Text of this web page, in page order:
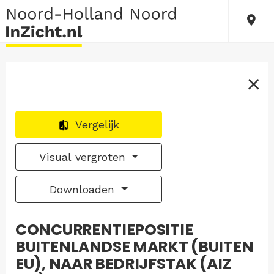
Vergelijk
Visual vergroten
Downloaden
CONCURRENTIEPOSITIE
BUITENLANDSE MARKT (BUITEN
EU), NAAR BEDRIJFSTAK (AIZ